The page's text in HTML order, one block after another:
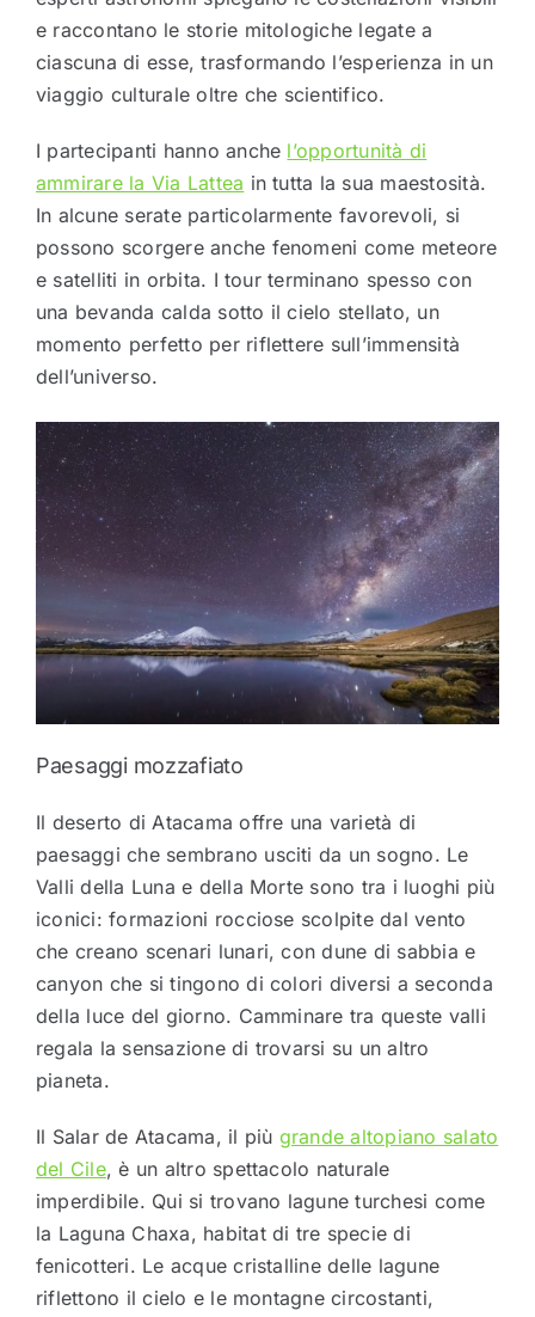
e raccontano le storie mitologiche legate a
ciascuna di esse, trasformando l’esperienza in un
viaggio culturale oltre che scientifico.
I partecipanti hanno anche l’opportunità di
ammirare la Via Lattea in tutta la sua maestosità.
In alcune serate particolarmente favorevoli, si
possono scorgere anche fenomeni come meteore
e satelliti in orbita. I tour terminano spesso con
una bevanda calda sotto il cielo stellato, un
momento perfetto per riflettere sull’immensità
dell’universo.
Paesaggi mozzafiato
Il deserto di Atacama offre una varietà di
paesaggi che sembrano usciti da un sogno. Le
Valli della Luna e della Morte sono tra i luoghi più
iconici: formazioni rocciose scolpite dal vento
che creano scenari lunari, con dune di sabbia e
canyon che si tingono di colori diversi a seconda
della luce del giorno. Camminare tra queste valli
regala la sensazione di trovarsi su un altro
pianeta.
Il Salar de Atacama, il più grande altopiano salato
del Cile, è un altro spettacolo naturale
imperdibile. Qui si trovano lagune turchesi come
la Laguna Chaxa, habitat di tre specie di
fenicotteri. Le acque cristalline delle lagune
riflettono il cielo e le montagne circostanti,